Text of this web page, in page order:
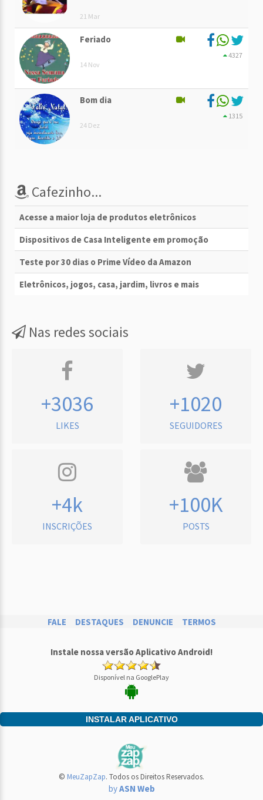
21 Mar
Feriado
14 Nov
4327
Bom dia
24 Dez
1315
Cafezinho...
Acesse a maior loja de produtos eletrônicos
Dispositivos de Casa Inteligente em promoção
Teste por 30 dias o Prime Vídeo da Amazon
Eletrônicos, jogos, casa, jardim, livros e mais
Nas redes sociais
+3036
LIKES
+1020
SEGUIDORES
+4k
INSCRIÇÕES
+100K
POSTS
FALE DESTAQUES DENUNCIE TERMOS
Instale nossa versão Aplicativo Android!
Disponível na GooglePlay
INSTALAR APLICATIVO
© MeuZapZap. Todos os Direitos Reservados.
byASN Web